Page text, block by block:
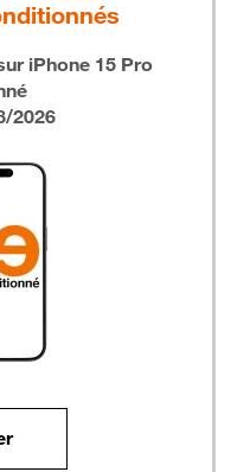
iPhone 15 Pro
2026